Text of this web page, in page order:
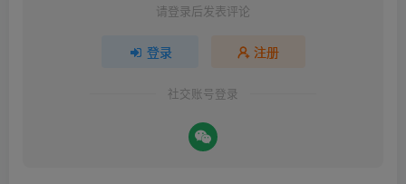
请登录后发表评论
登录 注册
社交账号登录